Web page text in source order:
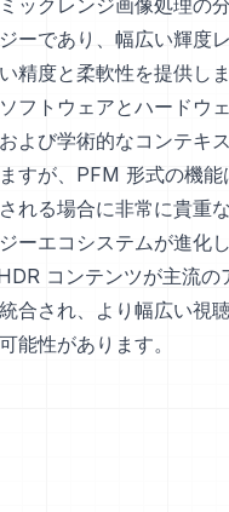
ックレンジ画像処理の
ーであり、幅広い輝度
精度と柔軟性を提供し
フトウェアとハードウ
よび学術的なコンテキ
すが、PFM 形式の機能
れる場合に非常に貴重
ーエコシステムが進化
コンテンツが主流の
合され、より幅広い視
能性があります。